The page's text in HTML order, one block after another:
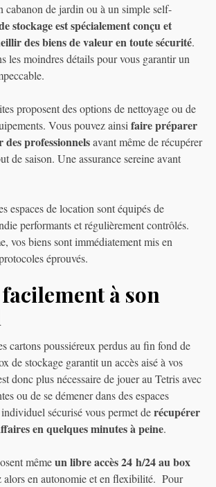
cabanon de jardin ou à un simple self-
stockage est spécialement conçu et
des biens de valeur en toute sécurité.
les moindres détails pour vous garantir un
proposent des options de nettoyage ou de
Vous pouvez ainsi faire préparer
professionnelsavant même de récupérer
de saison. Une assurance sereine avant
espaces de location sont équipés de
performants et régulièrement contrôlés.
vos biens sont immédiatement mis en
éprouvés.
à son
cartons poussiéreux perdus au fin fond de
de stockage garantit un accès aisé à vos
donc plus nécessaire de jouer au Tetris avec
ou de se démener dans des espaces
sécurisé vous permet derécupérer
en quelques minutes à peine.
mêmeun libre accès 24 h/24 au box
alors en autonomie et en flexibilité. Pour